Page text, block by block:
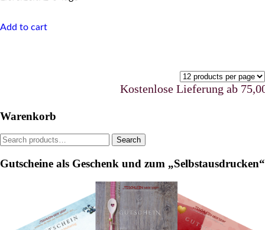
Add to cart
Kostenlose Lieferung ab 75,00
Warenkorb
Search
Search
Gutscheine als Geschenk und zum „Selbstausdrucken“